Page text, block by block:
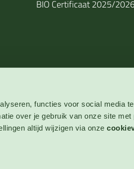
functies voor social media
over je gebruik van onze site met
altijd wijzigen via onze
BIO Certificaat 2025/